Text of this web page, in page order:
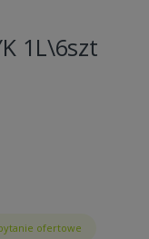
1L\6szt
ofertowe